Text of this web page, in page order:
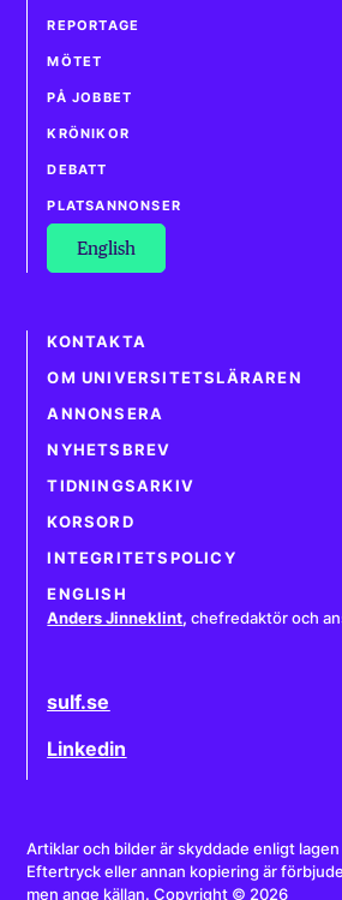
REPORTAGE
MÖTET
PÅ JOBBET
KRÖNIKOR
DEBATT
PLATSANNONSER
English
KONTAKTA
OM UNIVERSITETSLÄRAREN
ANNONSERA
NYHETSBREV
TIDNINGSARKIV
KORSORD
INTEGRITETSPOLICY
ENGLISH
Anders Jinneklint, chefredaktör och
sulf.se
Linkedin
Artiklar och bilder är skyddade enligt
Eftertryck eller annan kopiering är
men ange källan. Copyright © 2026